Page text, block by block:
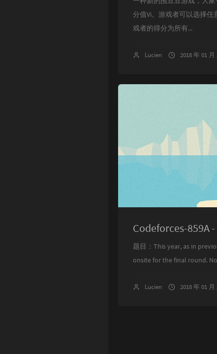
分值Vi。游戏者可以选择
戏者的得分为所有...
Lucien 2018 年 01 月
Codeforces-859A
题目：This year, as in
onsite for the final round.
Lucien 2018 年 01 月